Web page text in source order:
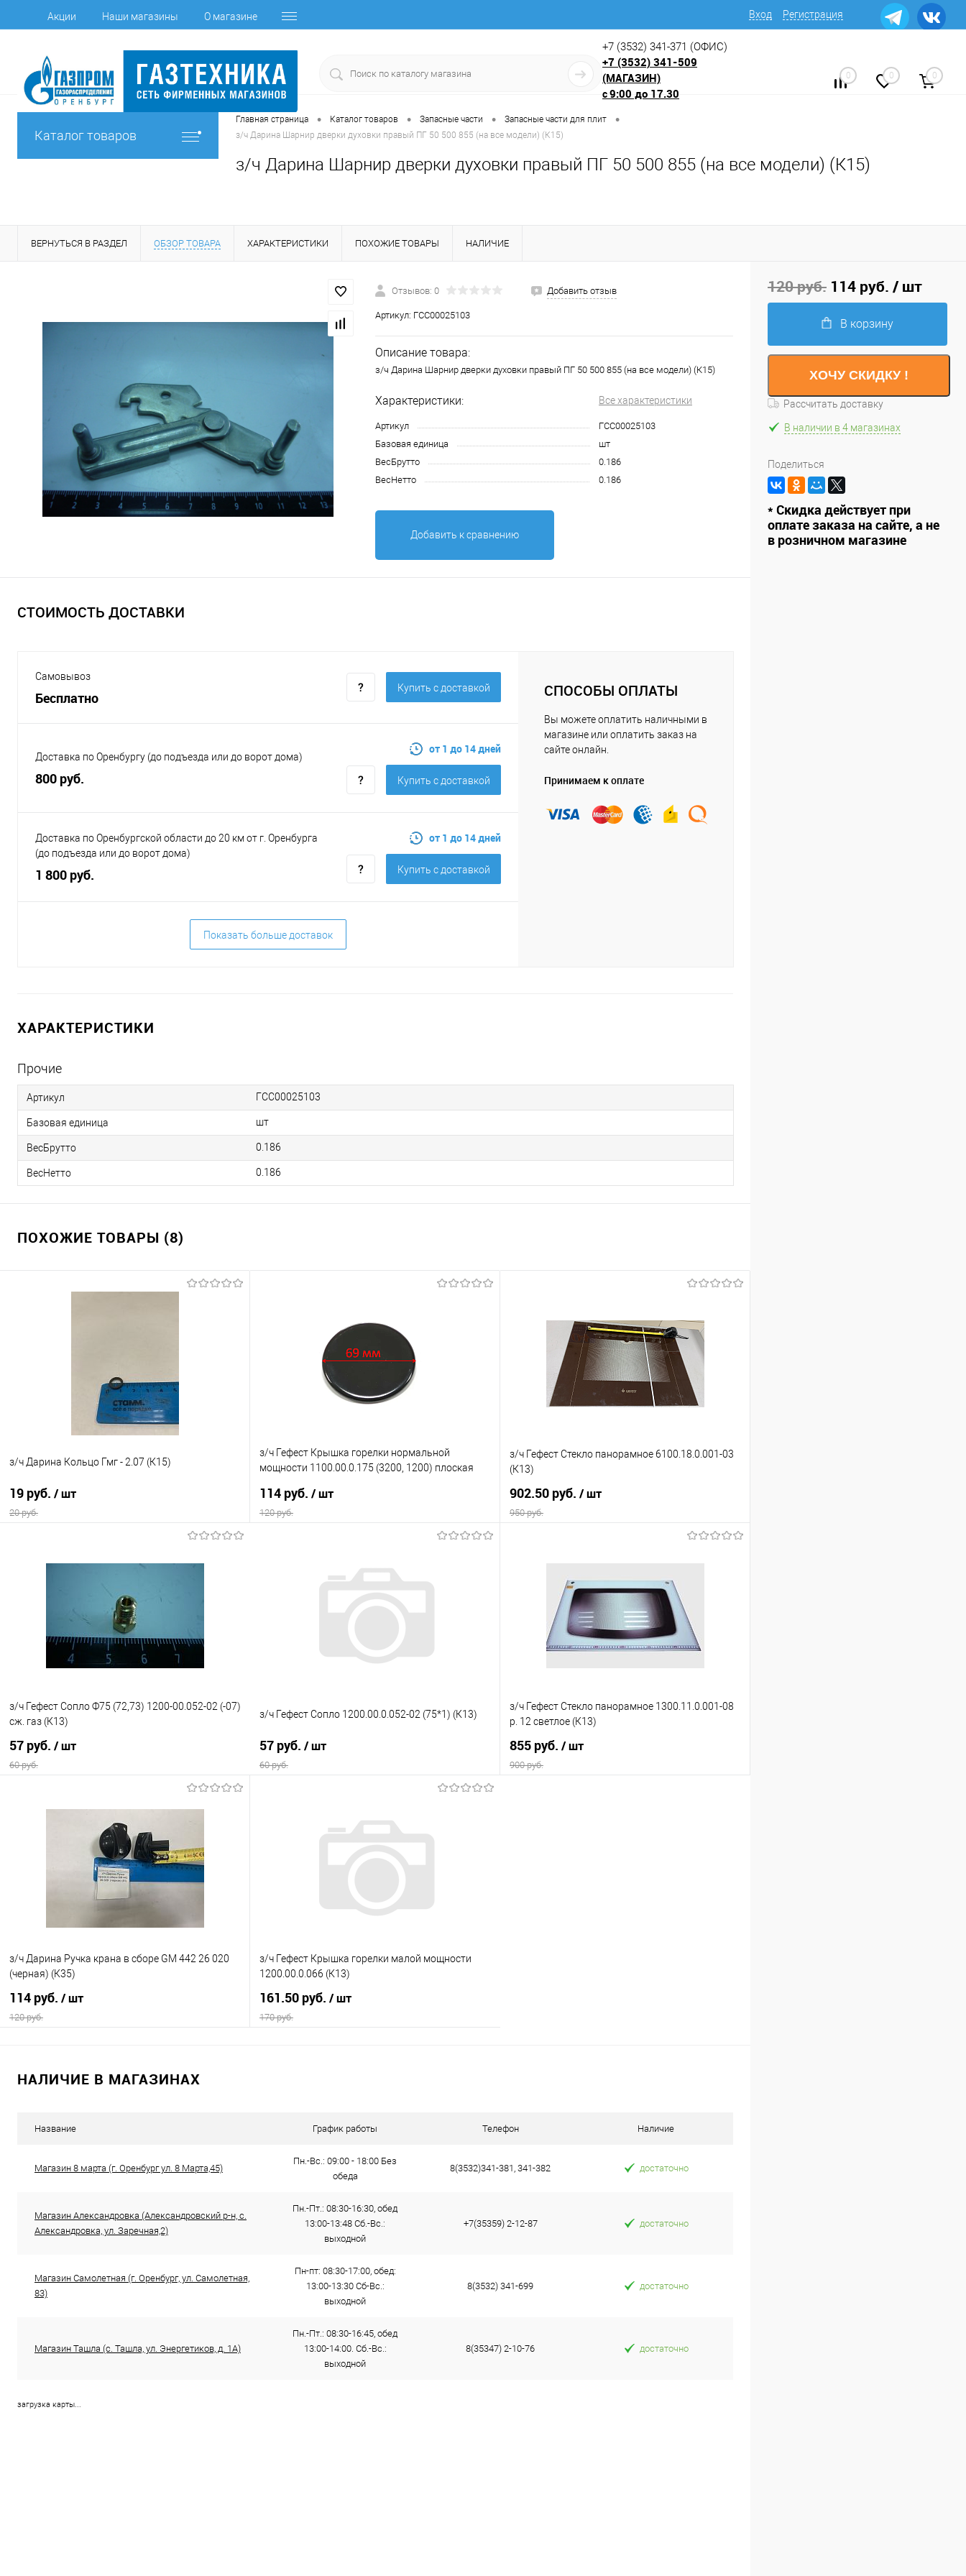
Акции Наши магазины О магазине Вход Регистрация
+7 (3532) 341-371 (ОФИС)
+7 (3532) 341-509
(МАГАЗИН)
с9:00 до 17.30
0 0 0
Каталог товаров
Главная страница • Каталог товаров • Запасные части • Запасные части для плит •
з/ч Дарина Шарнир дверки духовки правый ПГ 50 500 855 (на все модели) (К15)
з/ч Дарина Шарнир дверки духовки правый ПГ 50 500 855 (на все модели) (К15)
ВЕРНУТЬСЯ В РАЗДЕЛ ОБЗОР ТОВАРА ХАРАКТЕРИСТИКИ ПОХОЖИЕ ТОВАРЫ НАЛИЧИЕ
Отзывов: 0 Добавить отзыв
Артикул: ГСС00025103
Описание товара:
з/ч Дарина Шарнир дверки духовки правый ПГ 50 500 855 (на все модели) (К15)
Характеристики: Все характеристики
Артикул
ГСС00025103
Базовая единица
шт
ВесБрутто
0.186
ВесНетто
0.186
Добавить к сравнению
СТОИМОСТЬ ДОСТАВКИ
Самовывоз
Бесплатно
Купить c доставкой
Доставка по Оренбургу (до подъезда или до ворот дома)
800 руб.
от 1 до 14 дней
Купить c доставкой
Доставка по Оренбургской области до 20 км от г. Оренбурга
(до подъезда или до ворот дома)
1 800 руб.
от 1 до 14 дней
Купить c доставкой
Показать больше доставок
СПОСОБЫ ОПЛАТЫ
Вы можете оплатить наличными в
магазине или оплатить заказ на
сайте онлайн.
Принимаем к оплате
ХАРАКТЕРИСТИКИ
Прочие
Артикул ГСС00025103
Базовая единица шт
ВесБрутто 0.186
ВесНетто 0.186
ПОХОЖИЕ ТОВАРЫ (8)
з/ч Дарина Кольцо Гмг - 2.07 (К15)
19 руб. / шт
20 руб.
з/ч Гефест Крышка горелки нормальной
мощности 1100.00.0.175 (3200, 1200) плоская
114 руб. / шт
120 руб.
Купить в 1 клик
Сравнение
В наличии
з/ч Гефест Стекло панорамное 6100.18.0.001-03
(К13)
902.50 руб. / шт
950 руб.
Купить в 1 клик
Сравнение
В избранное
В наличии
з/ч Гефест Сопло Ф75 (72,73) 1200-00.052-02 (-07)
сж. газ (К13)
57 руб. / шт
60 руб.
Сравнение
В наличии
з/ч Гефест Сопло 1200.00.0.052-02 (75*1) (К13)
57 руб. / шт
60 руб.
Купить в 1 клик
Сравнение
В наличии
з/ч Гефест Стекло панорамное 1300.11.0.001-08
р. 12 светлое (К13)
855 руб. / шт
900 руб.
з/ч Дарина Ручка крана в сборе GM 442 26 020
(черная) (К35)
114 руб. / шт
120 руб.
з/ч Гефест Крышка горелки малой мощности
1200.00.0.066 (К13)
161.50 руб. / шт
170 руб.
НАЛИЧИЕ В МАГАЗИНАХ
Название График работы Телефон Наличие
Магазин 8 марта (г. Оренбург ул. 8 Марта,45)
Пн.-Вс.: 09:00 - 18:00 Без
обеда
8(3532)341-381, 341-382 достаточно
Магазин Александровка (Александровский р-н, с.
Александровка, ул. Заречная,2)
Пн.-Пт.: 08:30-16:30, обед
13:00-13:48 Сб.-Вс.:
выходной
+7(35359) 2-12-87 достаточно
Магазин Самолетная (г. Оренбург, ул. Самолетная,
83)
Пн-пт: 08:30-17:00, обед:
13:00-13:30 Сб-Вс.:
выходной
8(3532) 341-699 достаточно
Магазин Ташла (с. Ташла, ул. Энергетиков, д. 1А)
Пн.-Пт.: 08:30-16:45, обед
13:00-14:00. Сб.-Вс.:
выходной
8(35347) 2-10-76 достаточно
загрузка карты...
120 руб. 114 руб. / шт
В корзину
ХОЧУ СКИДКУ !
Рассчитать доставку
В наличии в 4 магазинах
Поделиться
* Скидка действует при
оплате заказа на сайте, а не
в розничном магазине